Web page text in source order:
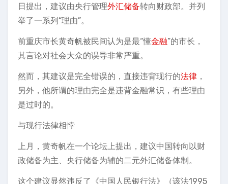
日提出，建议由央行管理外汇储备转向财政部。并列
举了一系列“理由”。
前重庆市长黄奇帆被民间认为是最“懂金融”的市长，
其言论对社会大众的误导非常严重。
然而，其建议是完全错误的，直接违背现行的法律 ，
另外，他所谓的理由完全是违背金融常识，有些理由
是过时的。
与现行法律相悖
上月，黄奇帆在一个论坛上提出，建议中国转向以财
政储备为主、央行储备为辅的二元外汇储备体制。
这个建议显然违反了《中国人民银行法》（该法1995